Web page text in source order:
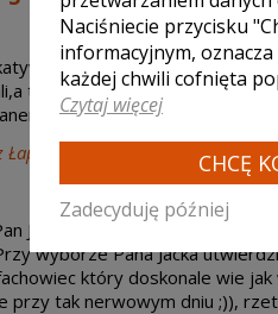
profesjonalista. Zdjęcia
to dawało duże poczucie
Jackiem. Gorąco Go polecam.
Jacek w bardzo sprawny
wyborze Pana Jacka
który doskonale wie
przy tak nerwowym dniu ;)),
Naciśniecie przycisku
informacyjnym,
każdej chwili cofnięta
Czytaj więcej
CHCĘ
Zadecyduję później